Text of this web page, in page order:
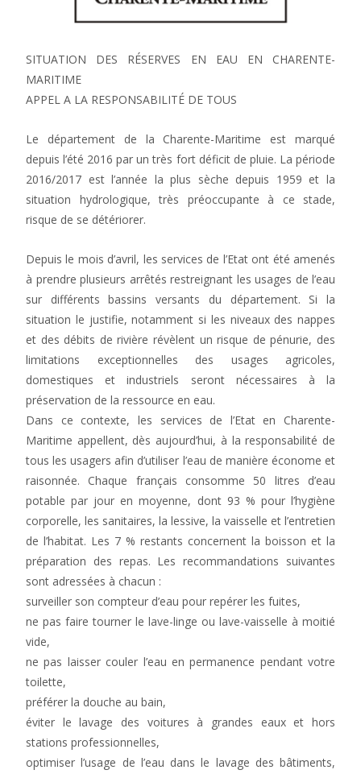
SITUATION DES RÉSERVES EN EAU EN CHARENTE-
MARITIME
APPEL A LA RESPONSABILITÉ DE TOUS
Le département de la Charente-Maritime est marqué
depuis l’été 2016 par un très fort déficit de pluie. La période
2016/2017 est l’année la plus sèche depuis 1959 et la
situation hydrologique, très préoccupante à ce stade,
risque de se détériorer.
Depuis le mois d’avril, les services de l’Etat ont été amenés
à prendre plusieurs arrêtés restreignant les usages de l’eau
sur différents bassins versants du département. Si la
situation le justifie, notamment si les niveaux des nappes
et des débits de rivière révèlent un risque de pénurie, des
limitations exceptionnelles des usages agricoles,
domestiques et industriels seront nécessaires à la
préservation de la ressource en eau.
Dans ce contexte, les services de l’Etat en Charente-
Maritime appellent, dès aujourd’hui, à la responsabilité de
tous les usagers afin d’utiliser l’eau de manière économe et
raisonnée. Chaque français consomme 50 litres d’eau
potable par jour en moyenne, dont 93 % pour l’hygiène
corporelle, les sanitaires, la lessive, la vaisselle et l’entretien
de l’habitat. Les 7 % restants concernent la boisson et la
préparation des repas. Les recommandations suivantes
sont adressées à chacun :
surveiller son compteur d’eau pour repérer les fuites,
ne pas faire tourner le lave-linge ou lave-vaisselle à moitié
vide,
ne pas laisser couler l’eau en permanence pendant votre
toilette,
préférer la douche au bain,
éviter le lavage des voitures à grandes eaux et hors
stations professionnelles,
optimiser l’usage de l’eau dans le lavage des bâtiments,